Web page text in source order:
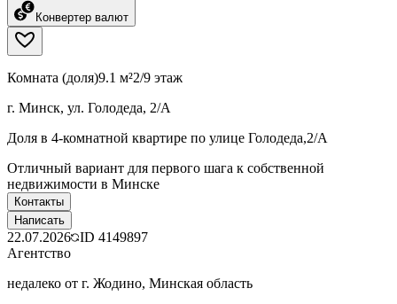
Конвертер валют
Комната (доля)9.1 м²2/9 этаж
г. Минск, ул. Голодеда, 2/А
Доля в 4-комнатной квартире по улице Голодеда,2/А
Отличный вариант для первого шага к собственной
недвижимости в Минске
Контакты
Написать
22.07.2026 ID 4149897
Агентство
недалеко от г. Жодино, Минская область